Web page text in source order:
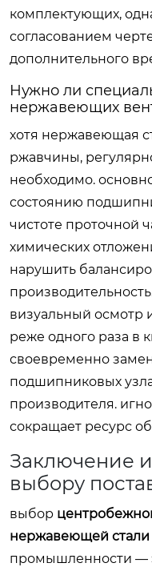
комплектующих,
согласованием
дополнительного
Нужно ли
нержавеющих
хотя нержавеющая
ржавчины,
необходимо.
состоянию
чистоте проточной
химических
нарушить
визуальный осмотр
реже одного раза в
своевременно
подшипниковых
производителя.
сокращает ресурс
Заключение
выбору
выбор
нержавеющей стали
промышленности —